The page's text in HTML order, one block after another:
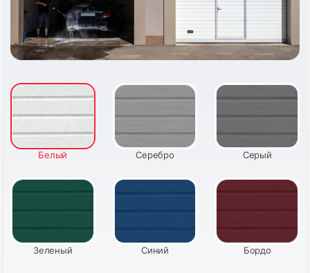
Белый Серебро Серый
Зеленый Синий Бордо